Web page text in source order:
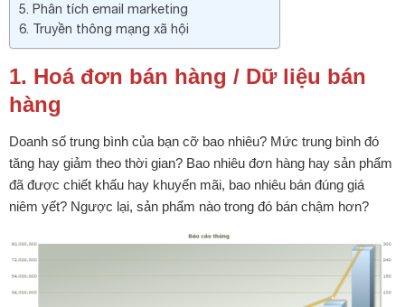
5. Phân tích email marketing
6. Truyền thông mạng xã hội
1. Hoá đơn bán hàng / Dữ liệu bán
hàng
Doanh số trung bình của bạn cỡ bao nhiêu? Mức trung bình đó
tăng hay giảm theo thời gian? Bao nhiêu đơn hàng hay sản phẩm
đã được chiết khấu hay khuyến mãi, bao nhiêu bán đúng giá
niêm yết? Ngược lại, sản phẩm nào trong đó bán chậm hơn?